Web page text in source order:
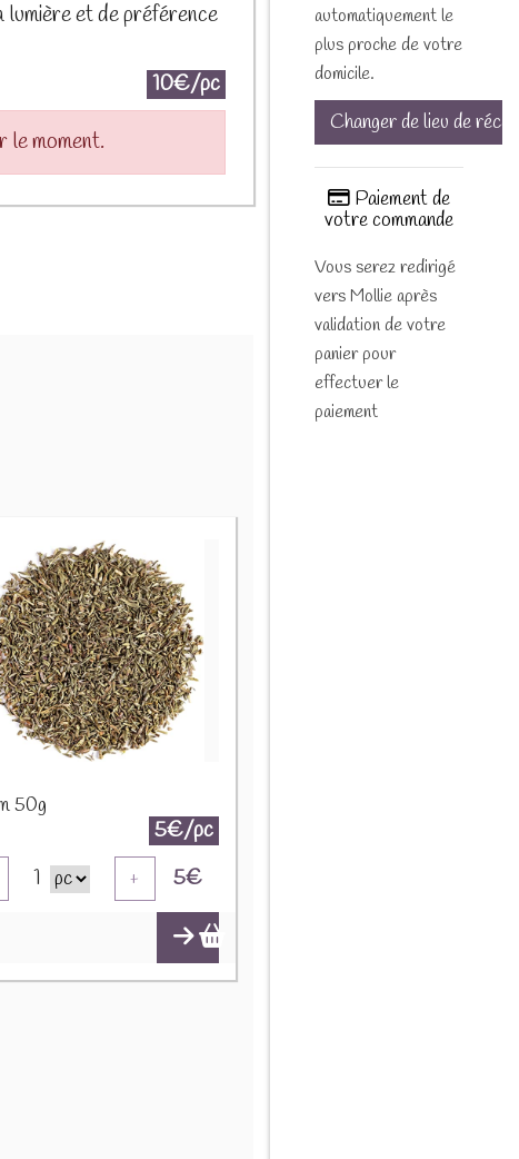
et de préférence
10€/pc
le moment.
50g
5€/pc
1 + 5€
automatiquement le
plus proche de votre
domicile.
Changer de lieu de
Paiement de
votre commande
Vous serez redirigé
vers Mollie après
validation de votre
panier pour
effectuer le
paiement